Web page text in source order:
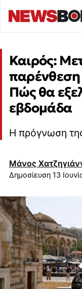
Καιρός:
παρένθεση
Πώς θα
εβδομάδα
Η πρόγνωση
Μάνος
13